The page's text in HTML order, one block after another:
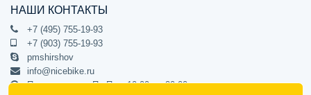
НАШИ КОНТАКТЫ
+7 (495) 755-19-93
+7 (903) 755-19-93
pmshirshov
info@nicebike.ru
Прием звонков Пн-Пт с 10:00 до 20:00